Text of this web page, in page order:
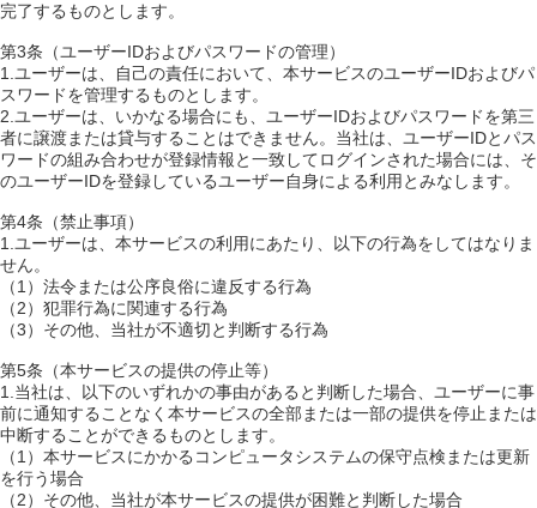
完了するものとします。
第3条（ユーザーIDおよびパスワードの管理）
1.ユーザーは、自己の責任において、本サービスのユーザーIDおよびパ
スワードを管理するものとします。
2.ユーザーは、いかなる場合にも、ユーザーIDおよびパスワードを第三
者に譲渡または貸与することはできません。当社は、ユーザーIDとパス
ワードの組み合わせが登録情報と一致してログインされた場合には、そ
のユーザーIDを登録しているユーザー自身による利用とみなします。
第4条（禁止事項）
1.ユーザーは、本サービスの利用にあたり、以下の行為をしてはなりま
せん。
（1）法令または公序良俗に違反する行為
（2）犯罪行為に関連する行為
（3）その他、当社が不適切と判断する行為
第5条（本サービスの提供の停止等）
1.当社は、以下のいずれかの事由があると判断した場合、ユーザーに事
前に通知することなく本サービスの全部または一部の提供を停止または
中断することができるものとします。
（1）本サービスにかかるコンピュータシステムの保守点検または更新
を行う場合
（2）その他、当社が本サービスの提供が困難と判断した場合